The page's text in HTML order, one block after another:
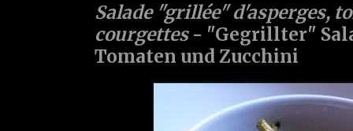
Salade "grillée" d'asperges,
courgettes- "Gegrillter"
Tomaten und Zucchini